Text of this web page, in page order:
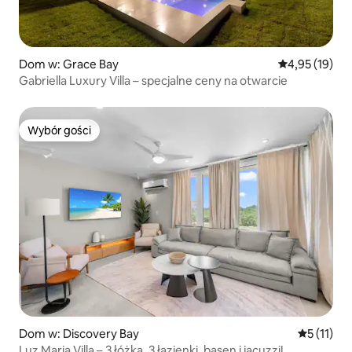
Dom w: Grace Bay Średnia
4,95 (19)
Gabriella Luxury Villa – specjalne ceny na otwarcie
Wybór gości
Wybór gości
Dom w: Discovery Bay Średnia
5 (11)